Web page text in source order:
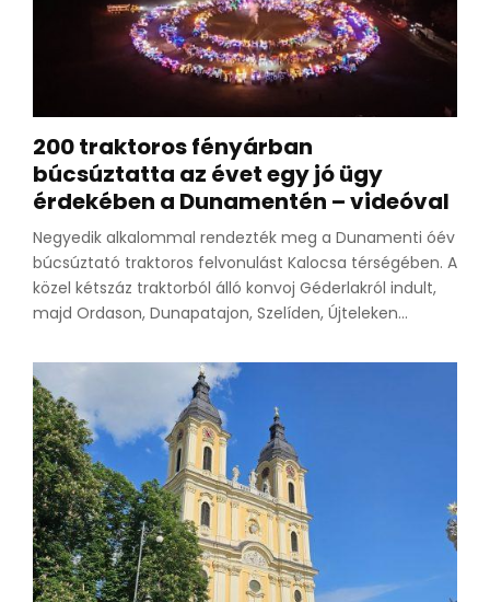
200 traktoros fényárban
búcsúztatta az évet egy jó ügy
érdekében a Dunamentén – videóval
Negyedik alkalommal rendezték meg a Dunamenti óév
búcsúztató traktoros felvonulást Kalocsa térségében. A
közel kétszáz traktorból álló konvoj Géderlakról indult,
majd Ordason, Dunapatajon, Szelíden, Újteleken...